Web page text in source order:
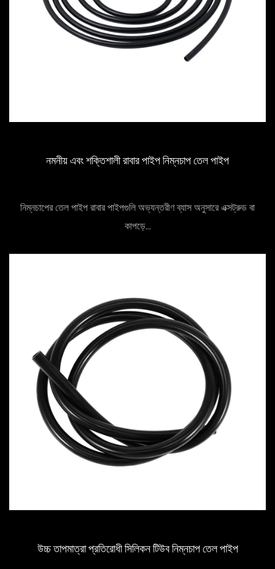
নমনীয় এবং শক্তিশালী রাবার পাইপ নিম্নচাপ তেল পাইপ
নিম্নচাপের তেল পাইপ রাবার পাইপগুলি অভ্যন্তরীণ ব্যাস অনুসারে এক্সট্রুড বা
কাপড়ে...
উচ্চ তাপমাত্রা প্রতিরোধী সিলিকন টিউব নিম্নচাপ তেল পাইপ